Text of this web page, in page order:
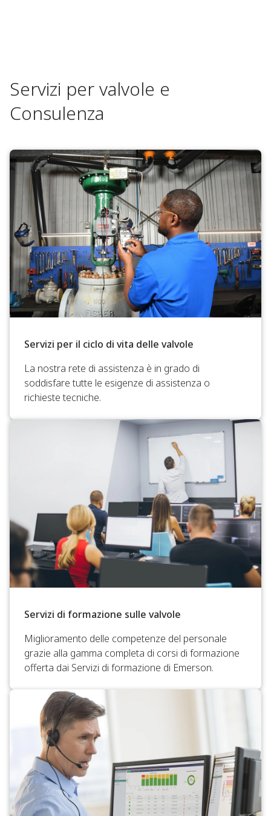
Servizi per valvole e
Consulenza
Servizi per il ciclo di vita delle valvole
La nostra rete di assistenza è in grado di
soddisfare tutte le esigenze di assistenza o
richieste tecniche.
Servizi di formazione sulle valvole
Miglioramento delle competenze del personale
grazie alla gamma completa di corsi di formazione
offerta dai Servizi di formazione di Emerson.